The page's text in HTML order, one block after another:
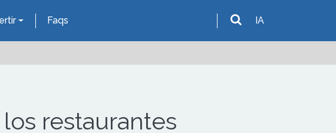
Faqs IA
restaurantes